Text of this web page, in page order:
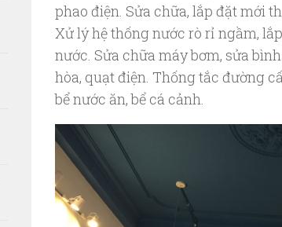
phao điện. Sửa chữa, lắp đặt mới
Xử lý hệ thống nước rò rỉ ngầm,
nước. Sửa chữa máy bơm, sửa
hòa, quạt điện. Thống tắc đường
bể nước ăn, bể cá cảnh.